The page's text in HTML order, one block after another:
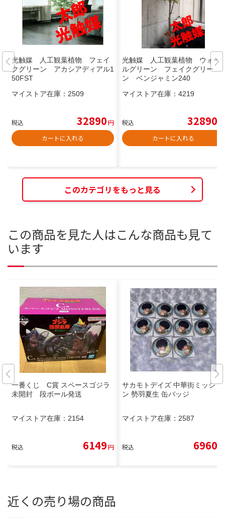
光触媒 人工観葉植物 フェイ
クグリーン アカシアディアル1
50FST
マイストア在庫： 2509
税込 32890円
カートに入れる
光触媒 人工観葉植物 ウォー
ルグリーン フェイクグリー
ン ベンジャミン240
マイストア在庫： 4219
税込 32890
カートに入れる
このカテゴリをもっと見る
この商品を見た人はこんな商品も見て
います
一番くじ C賞 スペースゴジラ
未開封 段ボール発送
マイストア在庫： 2154
税込 6149円
サカモトデイズ 中華街ミッショ
ン 勢羽夏生 缶バッジ
マイストア在庫： 2587
税込 6960
近くの売り場の商品